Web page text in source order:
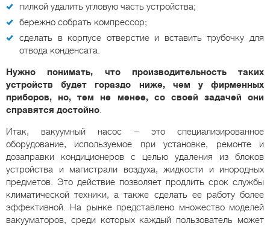
пилкой удалить угловую часть устройства;
бережно собрать компрессор;
сделать в корпусе отверстие и вставить трубочку для
отвода конденсата.
Нужно понимать, что производительность таких
устройств будет гораздо ниже, чем у фирменных
приборов, но, тем не менее, со своей задачей они
справятся достойно.
Итак, вакуумный насос – это специализированное
оборудование, используемое при установке, ремонте и
дозаправки кондиционеров с целью удаления из блоков
устройства и магистрали воздуха, жидкости и инородных
предметов. Это действие позволяет продлить срок службы
климатической техники, а также сделать ее работу более
эффективной. На рынке представлено множество моделей
вакууматоров, среди которых каждый пользователь может